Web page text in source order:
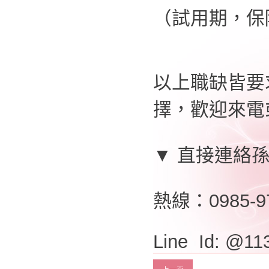
（試用期，
以上職缺皆
擇，歡迎來
▼ 直接連絡
熱線：0985-
Line Id: